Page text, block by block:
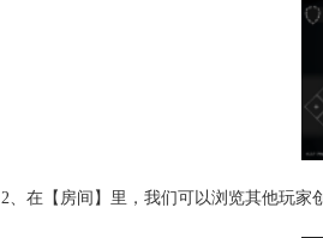
2、在【房间】里，我们可以浏览其他玩家